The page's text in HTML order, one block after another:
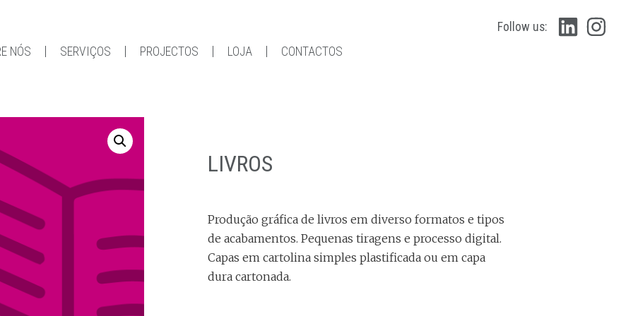
Follow us:
NÓS
SERVIÇOS PROJECTOS LOJA CONTACTOS
LIVROS
Produção gráfica de livros em diverso formatos e tipos
de acabamentos. Pequenas tiragens e processo digital.
Capas em cartolina simples plastificada ou em capa
dura cartonada.